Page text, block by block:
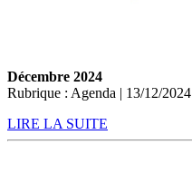
Décembre 2024
Rubrique : Agenda | 13/12/2024
LIRE LA SUITE